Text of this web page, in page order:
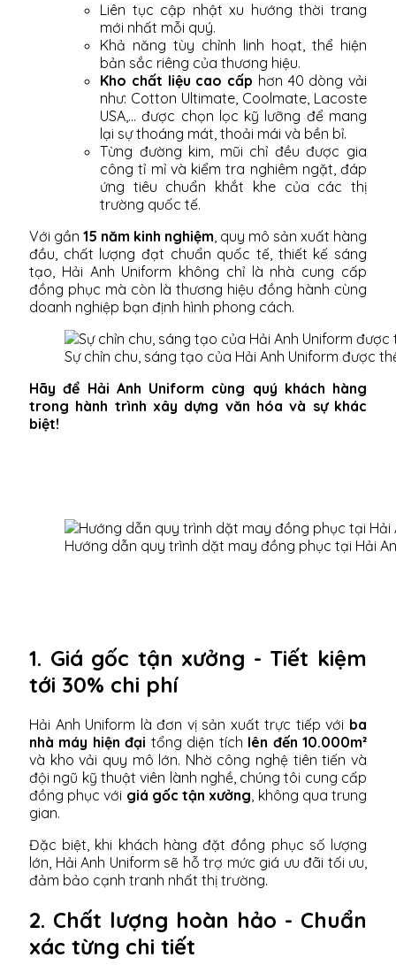
Liên tục cập nhật xu hướng thời trang
mới nhất mỗi quý.
Khả năng tùy chỉnh linh hoạt, thể hiện
bản sắc riêng của thương hiệu.
Kho chất liệu cao cấp hơn 40 dòng vải
như: Cotton Ultimate, Coolmate, Lacoste
USA,... được chọn lọc kỹ lưỡng để mang
lại sự thoáng mát, thoải mái và bền bỉ.
Từng đường kim, mũi chỉ đều được gia
công tỉ mỉ và kiểm tra nghiêm ngặt, đáp
ứng tiêu chuẩn khắt khe của các thị
trường quốc tế.
Với gần 15 năm kinh nghiệm, quy mô sản xuất hàng
đầu, chất lượng đạt chuẩn quốc tế, thiết kế sáng
tạo, Hải Anh Uniform không chỉ là nhà cung cấp
đồng phục mà còn là thương hiệu đồng hành cùng
doanh nghiệp bạn định hình phong cách.
Sự chỉn chu, sáng tạo của Hải Anh Uniform được
Hãy để Hải Anh Uniform cùng quý khách hàng
trong hành trình xây dựng văn hóa và sự khác
biệt!
Hướng dẫn quy trình dặt may đồng phục tại Hải
1. Giá gốc tận xưởng - Tiết kiệm
tới 30% chi phí
Hải Anh Uniform là đơn vị sản xuất trực tiếp với ba
nhà máy hiện đại tổng diện tích lên đến 10.000m²
và kho vải quy mô lớn. Nhờ công nghệ tiên tiến và
đội ngũ kỹ thuật viên lành nghề, chúng tôi cung cấp
đồng phục với giá gốc tận xưởng , không qua trung
gian.
Đặc biệt, khi khách hàng đặt đồng phục số lượng
lớn, Hải Anh Uniform sẽ hỗ trợ mức giá ưu đãi tối ưu,
đảm bảo cạnh tranh nhất thị trường.
2. Chất lượng hoàn hảo - Chuẩn
xác từng chi tiết